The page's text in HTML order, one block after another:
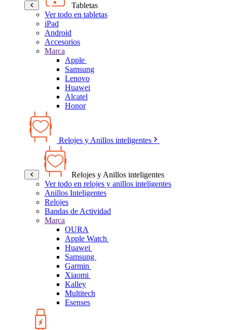
Tabletas
Ver todo en tabletas
iPad
Android
Accesorios
Marca
Apple
Samsung
Lenovo
Huawei
Alcatel
Honor
Relojes y Anillos inteligentes
Relojes y Anillos inteligentes
Ver todo en relojes y anillos inteligentes
Anillos Inteligentes
Relojes
Bandas de Actividad
Marca
OURA
Apple Watch
Huawei
Samsung
Garmin
Xiaomi
Kalley
Multitech
Esenses